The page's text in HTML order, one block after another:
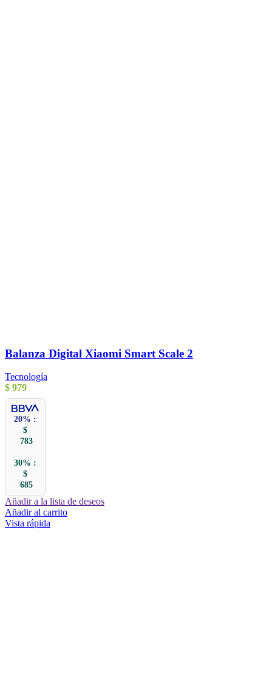
Balanza Digital Xiaomi Smart Scale 2
Tecnología
$ 979
20% :
$
783
30% :
$
685
Añadir a la lista de deseos
Añadir al carrito
Vista rápida